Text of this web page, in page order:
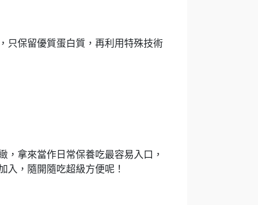
只保留優質蛋白質，再利用特殊技術
拿來當作日常保養吃最容易入口，
入，隨開隨吃超級方便呢！